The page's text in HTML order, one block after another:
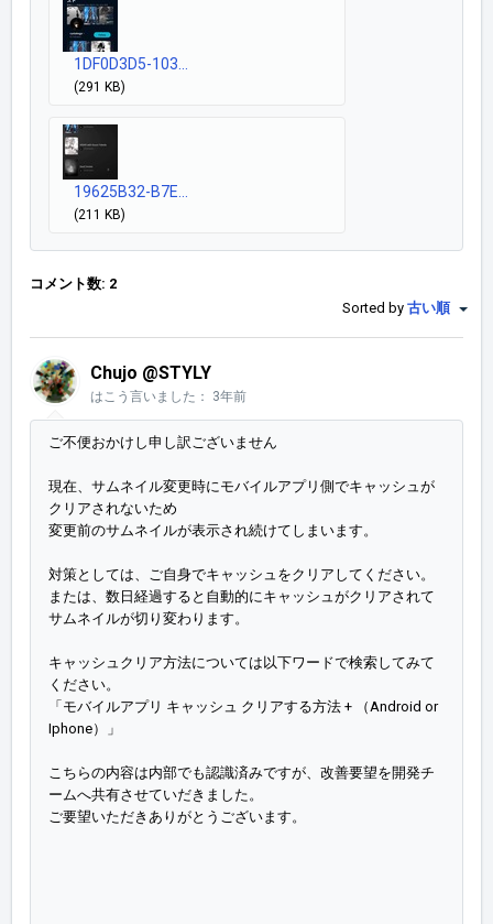
1DF0D3D5-103...
(291 KB)
19625B32-B7E...
(211 KB)
コメント数: 2
Sorted by 古い順
Chujo @STYLY
はこう言いました： 3年前
ご不便おかけし申し訳ございません
現在、サムネイル変更時にモバイルアプリ側でキャッシュが
クリアされないため
変更前のサムネイルが表示され続けてしまいます。
対策としては、ご自身でキャッシュをクリアしてください。
または、数日経過すると自動的にキャッシュがクリアされて
サムネイルが切り変わります。
キャッシュクリア方法については以下ワードで検索してみて
ください。
「モバイルアプリ キャッシュ クリアする方法 + （Android or
Iphone）」
こちらの内容は内部でも認識済みですが、改善要望を開発チ
ームへ共有させていだきました。
ご要望いただきありがとうございます。